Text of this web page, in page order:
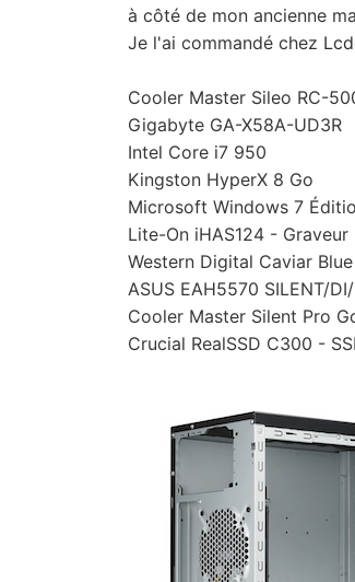
à côté de mon ancienne
Je l'ai commandé chez
Cooler Master Sileo RC-
Gigabyte GA-X58A-UD3R
Intel Core i7 950
Kingston HyperX 8 Go
Microsoft Windows 7
Lite-On iHAS124 -
Western Digital Caviar
ASUS EAH5570 SILENT/
Cooler Master Silent Pro
Crucial RealSSD C300 -